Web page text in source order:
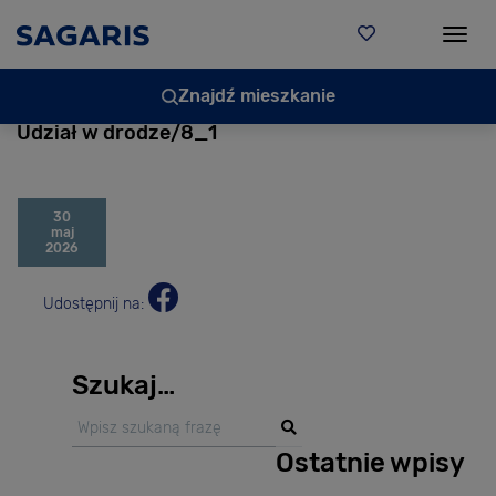
Znajdź mieszkanie
Udział w drodze/8_1
30
maj
2026
Udostępnij na:
Szukaj…
Ostatnie wpisy